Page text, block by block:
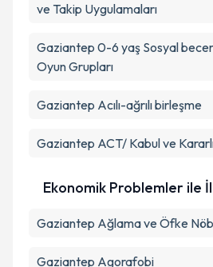
ve Takip Uygulamaları
Gaziantep 0-6 yaş Sosyal
Oyun Grupları
Gaziantep Acılı-ağrılı birleşme
Gaziantep ACT/ Kabul ve
Ekonomik Problemler ile
Gaziantep Ağlama ve Öfke
Gaziantep Agorafobi